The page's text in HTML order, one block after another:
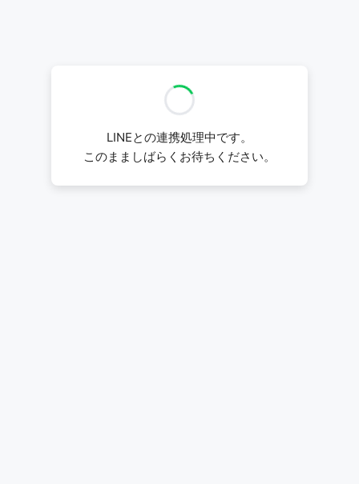
LINEとの連携処理中です。
このまましばらくお待ちください。